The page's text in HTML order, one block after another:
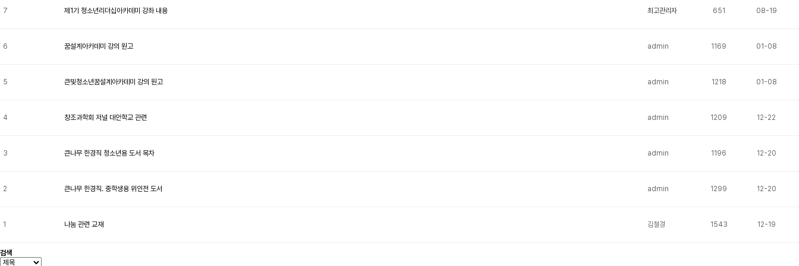
7 제1기 청소년리더십아카데미 강좌 내용 최고관리자 651 08-19
6 꿈설계아카데미 강의 원고 admin 1169 01-08
5 큰빛청소년꿈설계아카데미 강의 원고 admin 1218 01-08
4 창조과학회 저널 대안학교 관련 admin 1209 12-22
3 큰나무 한경직 청소년용 도서 목차 admin 1196 12-20
2 큰나무 한경직. 중학생용 위인전 도서 admin 1299 12-20
1 나눔 관련 교재 김철경 1543 12-19
검색